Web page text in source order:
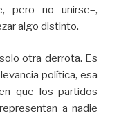
pero no unirse–,
algo distinto.
otra derrota. Es
política, esa
que los partidos
a nadie